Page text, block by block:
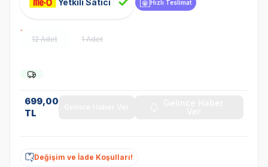
Hızlı Teslimat
12 Adet 1 Adet
699,00
TL
Değişim ve İade Koşulları!